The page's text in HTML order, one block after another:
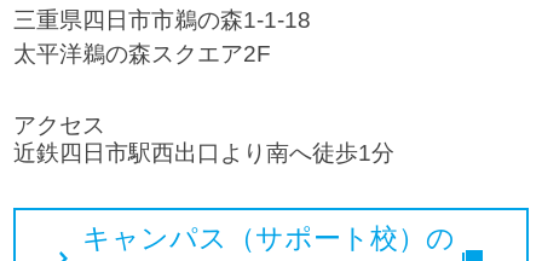
三重県四日市市鵜の森1-1-18
太平洋鵜の森スクエア2F
アクセス
近鉄四日市駅西出口より南へ徒歩1分
キャンパス（サポート校）の